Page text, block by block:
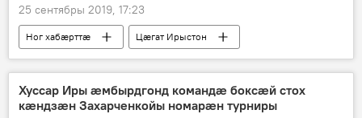
25 сентябры 2019, 17:23
Ног хабӕрттӕ
Цӕгат Ирыстон
Спорт
Хуссар Иры æмбырдгонд командæ боксæй стох
кæндзæн Захарченкойы номарæн турниры